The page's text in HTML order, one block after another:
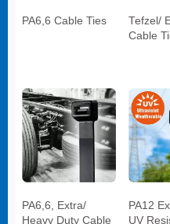
PA6,6 Cable Ties
Tefzel/
Cable
PA6,6, Extra/
Heavy Duty Cable
PA12
UV